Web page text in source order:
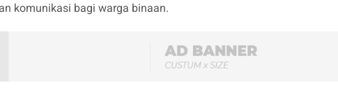
komunikasi bagi warga binaan.